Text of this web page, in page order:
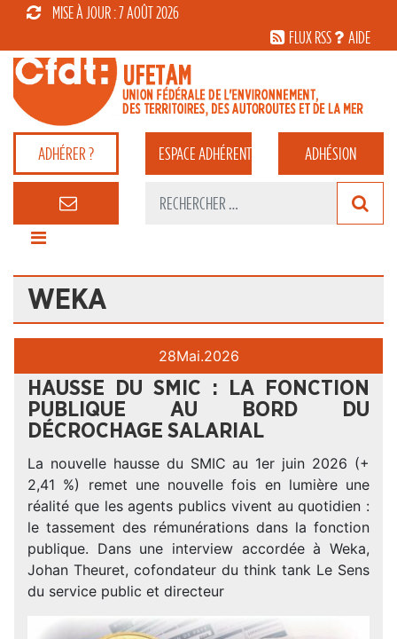
MISE À JOUR : 7 AOÛT 2026
FLUX RSS
AIDE
ADHÉRER ? ESPACEADHÉRENT ADHÉSION
WEKA
28Mai.2026
HAUSSE DU SMIC : LA FONCTION
PUBLIQUE AU BORD DU
DÉCROCHAGE SALARIAL
La nouvelle hausse du SMIC au 1er juin 2026 (+
2,41 %) remet une nouvelle fois en lumière une
réalité que les agents publics vivent au quotidien :
le tassement des rémunérations dans la fonction
publique. Dans une interview accordée à Weka,
Johan Theuret, cofondateur du think tank Le Sens
du service public et directeur